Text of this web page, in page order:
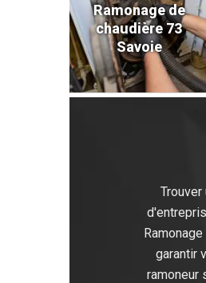
Ramonage de
chaudière 73
Savoie
garantir
ramoneur